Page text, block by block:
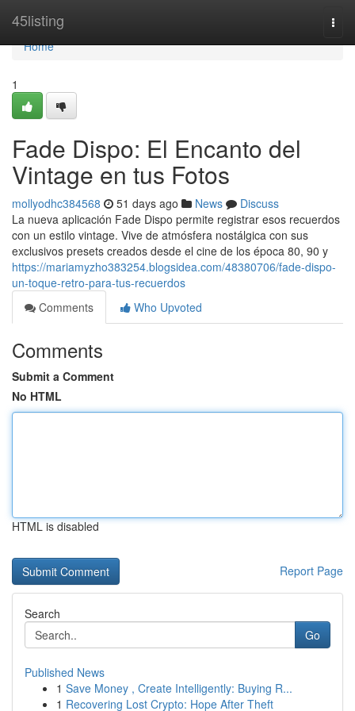
45listing
Home
Home
1
Fade Dispo: El Encanto del
Vintage en tus Fotos
mollyodhc384568 51 days ago News
Discuss
La nueva aplicación Fade Dispo permite registrar esos recuerdos
con un estilo vintage. Vive de atmósfera nostálgica con sus
exclusivos presets creados desde el cine de los época 80, 90 y
https://mariamyzho383254.blogsidea.com/48380706/fade-dispo-
un-toque-retro-para-tus-recuerdos
Comments
Who Upvoted
Comments
Submit a Comment
No HTML
HTML is disabled
Report Page
Search
Go
Published News
1 Save Money , Create Intelligently: Buying R...
1 Recovering Lost Crypto: Hope After Theft